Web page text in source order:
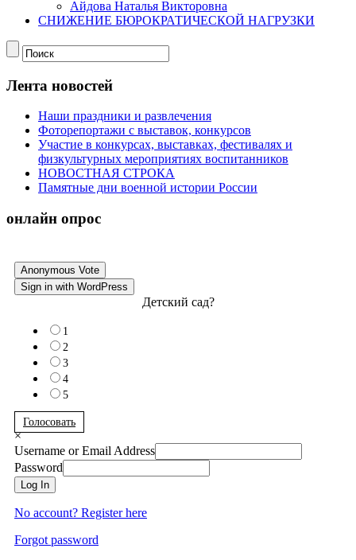
Айдова Наталья Викторовна
СНИЖЕНИЕ БЮРОКРАТИЧЕСКОЙ НАГРУЗКИ
Лента новостей
Наши праздники и развлечения
Фоторепортажи с выставок, конкурсов
Участие в конкурсах, выставках, фестивалях и
физкультурных мероприятиях воспитанников
НОВОСТНАЯ СТРОКА
Памятные дни военной истории России
онлайн опрос
Anonymous Vote
Sign in with WordPress
Детский сад?
1
2
3
4
5
Голосовать
×
Username or Email Address
Password
Log In
No account? Register here
Forgot password